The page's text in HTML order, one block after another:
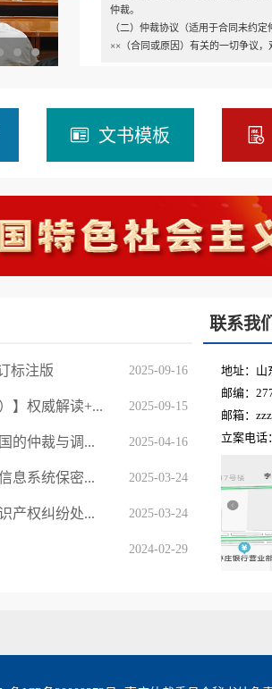
仲裁。
（二）仲裁协议（适用于合同未约
××（合同或原因）有关的一切争议
文书模板
标注版 2025-09-16
】权威解读+... 2025-09-15
的仲裁与调... 2025-04-16
息系统保密... 2025-03-24
产权纠纷处... 2025-03-24
2024-02-29
联系我们
地址：山
邮编：
邮箱：
立案电话